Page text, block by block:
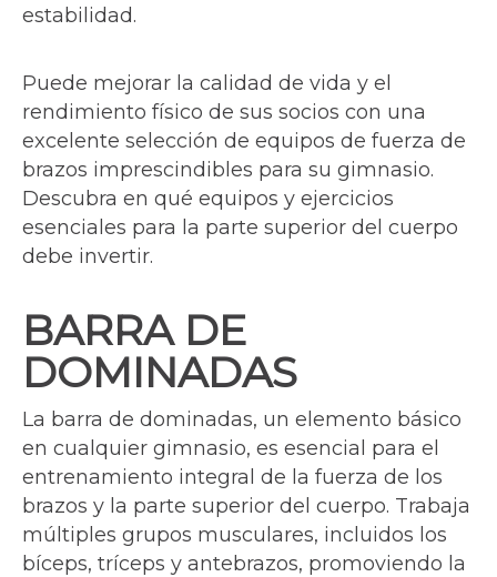
estabilidad.
Puede mejorar la calidad de vida y el
rendimiento físico de sus socios con una
excelente selección de equipos de fuerza de
brazos imprescindibles para su gimnasio.
Descubra en qué equipos y ejercicios
esenciales para la parte superior del cuerpo
debe invertir.
BARRA DE
DOMINADAS
La barra de dominadas, un elemento básico
en cualquier gimnasio, es esencial para el
entrenamiento integral de la fuerza de los
brazos y la parte superior del cuerpo. Trabaja
múltiples grupos musculares, incluidos los
bíceps, tríceps y antebrazos, promoviendo la